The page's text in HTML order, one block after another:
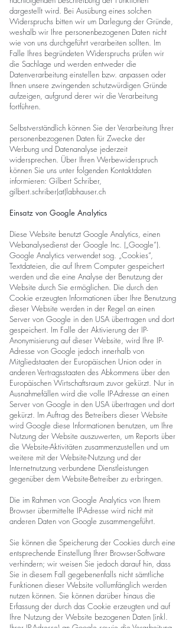
dargestellt wird. Bei Ausübung eines solchen
Widerspruchs bitten wir um Darlegung der Gründe,
weshalb wir Ihre personenbezogenen Daten nicht
wie von uns durchgeführt verarbeiten sollten. Im
Falle Ihres begründeten Widerspruchs prüfen wir
die Sachlage und werden entweder die
Datenverarbeitung einstellen bzw. anpassen oder
Ihnen unsere zwingenden schutzwürdigen Gründe
aufzeigen, aufgrund derer wir die Verarbeitung
fortführen.
Selbstverständlich können Sie der Verarbeitung Ihrer
personenbezogenen Daten für Zwecke der
Werbung und Datenanalyse jederzeit
widersprechen. Über Ihren Werbewiderspruch
können Sie uns unter folgenden Kontaktdaten
informieren: Gilbert Schriber,
gilbert.schriber(at)labhauser.ch
Einsatz von Google Analytics
Diese Website benutzt Google Analytics, einen
Webanalysedienst der Google Inc. („Google“).
Google Analytics verwendet sog. „Cookies“,
Textdateien, die auf Ihrem Computer gespeichert
werden und die eine Analyse der Benutzung der
Website durch Sie ermöglichen. Die durch den
Cookie erzeugten Informationen über Ihre Benutzung
dieser Website werden in der Regel an einen
Server von Google in den USA übertragen und dort
gespeichert. Im Falle der Aktivierung der IP-
Anonymisierung auf dieser Website, wird Ihre IP-
Adresse von Google jedoch innerhalb von
Mitgliedstaaten der Europäischen Union oder in
anderen Vertragsstaaten des Abkommens über den
Europäischen Wirtschaftsraum zuvor gekürzt. Nur in
Ausnahmefällen wird die volle IP-Adresse an einen
Server von Google in den USA übertragen und dort
gekürzt. Im Auftrag des Betreibers dieser Website
wird Google diese Informationen benutzen, um Ihre
Nutzung der Website auszuwerten, um Reports über
die Website-Aktivitäten zusammenzustellen und um
weitere mit der Website-Nutzung und der
Internetnutzung verbundene Dienstleistungen
gegenüber dem Website-Betreiber zu erbringen.
Die im Rahmen von Google Analytics von Ihrem
Browser übermittelte IP-Adresse wird nicht mit
anderen Daten von Google zusammengeführt.
Sie können die Speicherung der Cookies durch eine
entsprechende Einstellung Ihrer Browser-Software
verhindern; wir weisen Sie jedoch darauf hin, dass
Sie in diesem Fall gegebenenfalls nicht sämtliche
Funktionen dieser Website vollumfänglich werden
nutzen können. Sie können darüber hinaus die
Erfassung der durch das Cookie erzeugten und auf
Ihre Nutzung der Website bezogenen Daten (inkl.